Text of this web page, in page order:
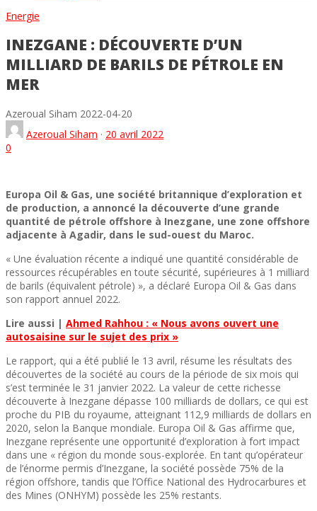
Energie
INEZGANE : DÉCOUVERTE D’UN
MILLIARD DE BARILS DE PÉTROLE EN
MER
Azeroual Siham 2022-04-20
Azeroual Siham · 20 avril 2022
0
Europa Oil & Gas, une société britannique d’exploration et
de production, a annoncé la découverte d’une grande
quantité de pétrole offshore à Inezgane, une zone offshore
adjacente à Agadir, dans le sud-ouest du Maroc.
« Une évaluation récente a indiqué une quantité considérable de
ressources récupérables en toute sécurité, supérieures à 1 milliard
de barils (équivalent pétrole) », a déclaré Europa Oil & Gas dans
son rapport annuel 2022.
Lire aussi | Ahmed Rahhou : « Nous avons ouvert une
autosaisine sur le sujet des prix »
Le rapport, qui a été publié le 13 avril, résume les résultats des
découvertes de la société au cours de la période de six mois qui
s’est terminée le 31 janvier 2022. La valeur de cette richesse
découverte à Inezgane dépasse 100 milliards de dollars, ce qui est
proche du PIB du royaume, atteignant 112,9 milliards de dollars en
2020, selon la Banque mondiale. Europa Oil & Gas affirme que,
Inezgane représente une opportunité d’exploration à fort impact
dans une « région du monde sous-explorée. En tant qu’opérateur
de l’énorme permis d’Inezgane, la société possède 75% de la
région offshore, tandis que l’Office National des Hydrocarbures et
des Mines (ONHYM) possède les 25% restants.